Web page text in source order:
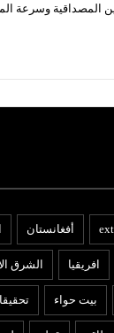
المصداقية وسرعة
أفغانستان
افريقيا الشرق
بيت حواء